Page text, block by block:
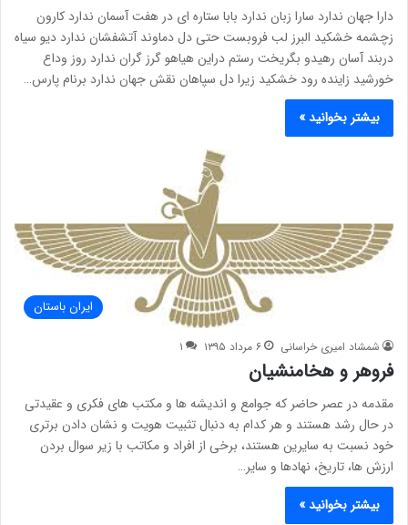
دارا جهان ندارد سارا زبان ندارد بابا ستاره ای در هفت آسمان ندارد کارون
زچشمه خشکید البرز لب فروبست حتی دل دماوند آتشفشان ندارد دیو سیاه
دربند آسان رهیدو بگریخت رستم دراین هیاهو گرز گران ندارد روز وداع
خورشید زاینده رود خشکید زیرا دل سپاهان نقش جهان ندارد برنام پارس…
بیشتر بخوانید »
ایران باستان
شمشاد امیری خراسانی ۶ مرداد ۱۳۹۵ ۱
فروهر و هخامنشیان
مقدمه در عصر حاضر که جوامع و اندیشه ها و مکتب های فکری و عقیدتی
در حال رشد هستند و هر کدام به دنبال تثبیت هویت و نشان دادن برتری
خود نسبت به سایرین هستند، برخی از افراد و مکاتب با زیر سوال بردن
ارزش ها، تاریخ، نهادها و سایر…
بیشتر بخوانید »